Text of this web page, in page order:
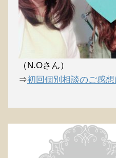
（N.Oさん）
⇒初回個別相談のご感